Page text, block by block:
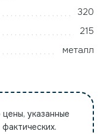
320
215
металл
указанные